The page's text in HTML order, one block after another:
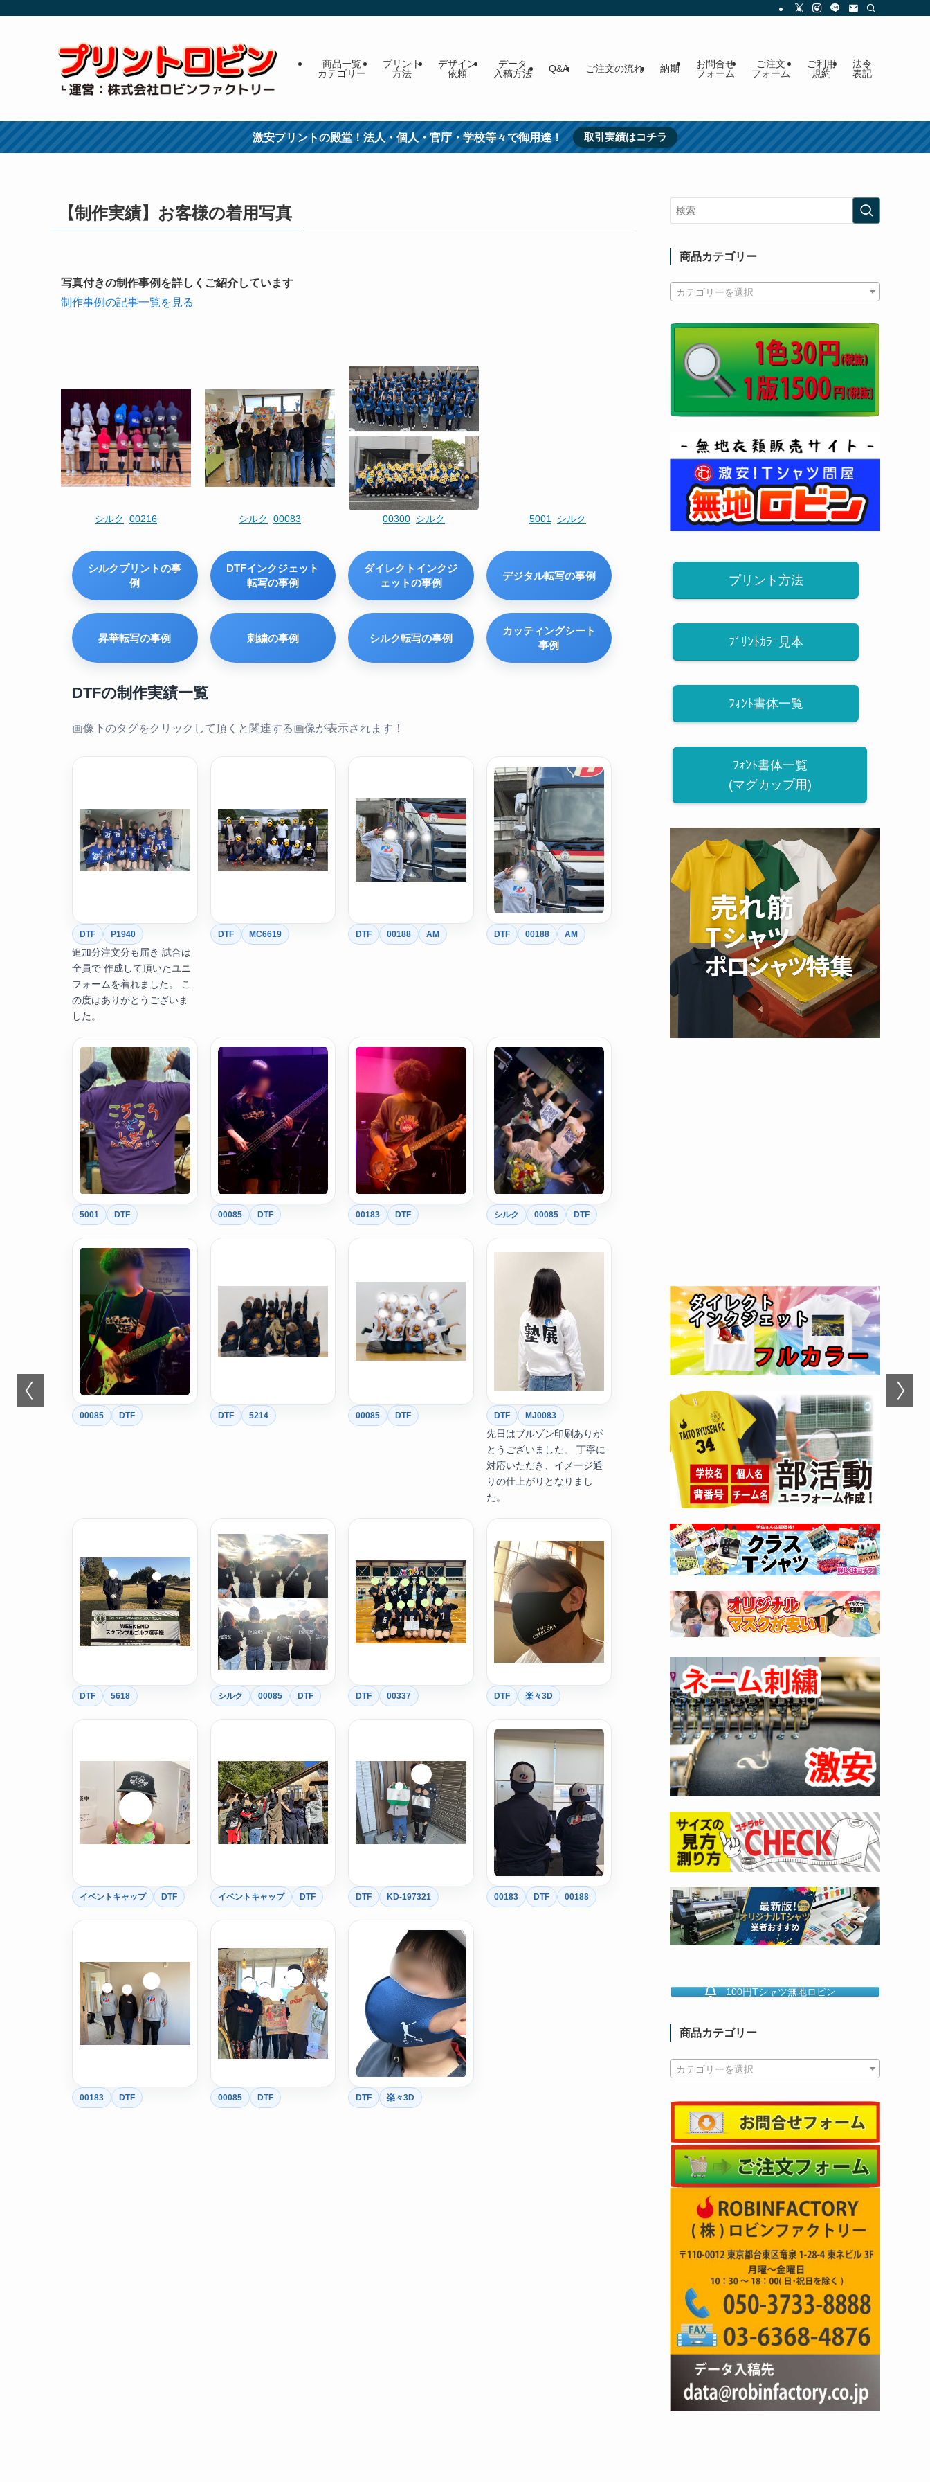
商品一覧
カテゴリー
プリント
方法
デザイン
依頼
データ
入稿方法
Q&A ご注文の流れ 納期
お問合せ
フォーム
ご注文
フォーム
ご利用
規約
法令
表記
激安プリントの殿堂！法人・個人・官庁・学校等々で御用達！ 取引実績はコチラ
【制作実績】お客様の着用写真
写真付きの制作事例を詳しくご紹介しています
制作事例の記事一覧を見る
シルク 00083 00300 シルク 5001 シルク 刺繍 00183 DTF 5618 シルク クラスTシャツ
シルクプリントの事
例
DTFインクジェット
転写の事例
ダイレクトインクジ
ェットの事例
デジタル転写の事例
昇華転写の事例 刺繍の事例 シルク転写の事例
カッティングシート
事例
DTFの制作実績一覧
画像下のタグをクリックして頂くと関連する画像が表示されます！
DTF P1940
追加分注文分も届き 試合は
全員で 作成して頂いたユニ
フォームを着れました。 こ
の度はありがとうございま
した。
DTF MC6619 DTF 00188 AM DTF 00188 AM
5001 DTF 00085 DTF 00183 DTF シルク 00085 DTF
00085 DTF DTF 5214 00085 DTF DTF MJ0083
先日はブルゾン印刷ありが
とうございました。 丁寧に
対応いただき、イメージ通
りの仕上がりとなりまし
た。
DTF 5618 シルク 00085 DTF DTF 00337 DTF 楽々3D
イベントキャップ DTF イベントキャップ DTF DTF KD-197321 00183 DTF 00188
00183 DTF 00085 DTF DTF 楽々3D
商品カテゴリー
カテゴリーを選択
プリント方法
ﾌﾟﾘﾝﾄｶﾗｰ見本
ﾌｫﾝﾄ書体一覧
ﾌｫﾝﾄ書体一覧
(マグカップ用)
100円Tシャツ無地ロビン
商品カテゴリー
カテゴリーを選択